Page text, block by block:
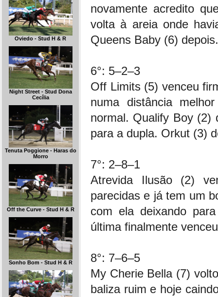
Oviedo - Stud H & R
Night Street - Stud Dona
Cecília
Tenuta Poggione - Haras do
Morro
Off the Curve - Stud H & R
Sonho Bom - Stud H & R
novamente acredito
volta à areia onde
Queens Baby (6) depois.
6°: 5–2–3
Off Limits (5) venceu
numa distância
normal. Qualify Boy (2)
para a dupla. Orkut (3)
7°: 2–8–1
Atrevida Ilusão (2)
parecidas e já tem um
com ela deixando
última finalmente
8°: 7–6–5
My Cherie Bella (7)
baliza ruim e hoje